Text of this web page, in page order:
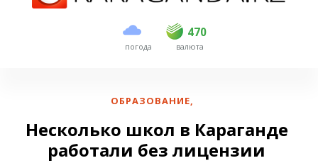
погода
470
USD 469 470
EUR валюта
ОБРАЗОВАНИЕ,
Несколько школ в Караганде
работали без лицензии